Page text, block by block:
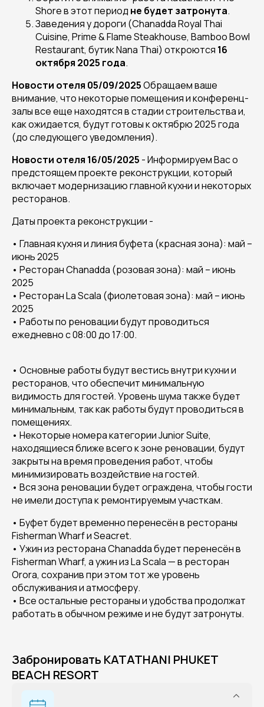
Shore в этот период не будет затронута.
Заведения у дороги (Chanadda Royal Thai
Cuisine, Prime & Flame Steakhouse, Bamboo Bowl
Restaurant, бутик Nana Thai) откроются 16
октября 2025 года.
Новости отеля 05/09/2025Обращаем ваше
внимание, что некоторые помещения и конференц-
залы все еще находятся в стадии строительства и,
как ожидается, будут готовы к октябрю 2025 года
(до следующего уведомления).
Новости отеля 16/05/2025 - Информируем Вас о
предстоящем проекте реконструкции, который
включает модернизацию главной кухни и некоторых
ресторанов.
Даты проекта реконструкции -
• Главная кухня и линия буфета (красная зона): май –
июнь 2025
• Ресторан Chanadda (розовая зона): май – июнь
2025
• Ресторан La Scala (фиолетовая зона): май – июнь
2025
• Работы по реновации будут проводиться
ежедневно с 08:00 до 17:00.
• Основные работы будут вестись внутри кухни и
ресторанов, что обеспечит минимальную
видимость для гостей. Уровень шума также будет
минимальным, так как работы будут проводиться в
помещениях.
• Некоторые номера категории Junior Suite,
находящиеся ближе всего к зоне реновации, будут
закрыты на время проведения работ, чтобы
минимизировать воздействие на гостей.
• Вся зона реновации будет ограждена, чтобы гости
не имели доступа к ремонтируемым участкам.
• Буфет будет временно перенесён в рестораны
Fisherman Wharf и Seacret.
• Ужин из ресторана Chanadda будет перенесён в
Fisherman Wharf, а ужин из La Scala — в ресторан
Orora, сохранив при этом тот же уровень
обслуживания и атмосферу.
• Все остальные рестораны и удобства продолжат
работать в обычном режиме и не будут затронуты.
Забронировать KATATHANI PHUKET
BEACH RESORT